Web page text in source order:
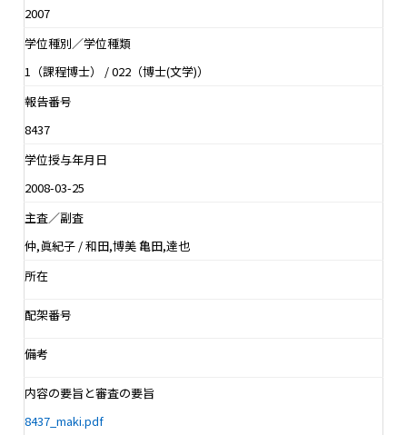
2007
学位種別／学位種類
1（課程博士） / 022（博士(文学)）
報告番号
8437
学位授与年月日
2008-03-25
主査／副査
仲,眞紀子 / 和田,博美 亀田,達也
所在
配架番号
備考
内容の要旨と審査の要旨
8437_maki.pdf